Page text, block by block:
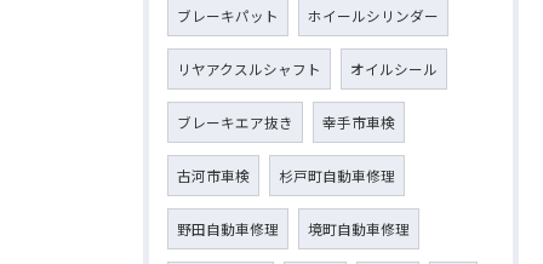
ブレーキパット ホイールシリンダー
リヤアクスルシャフト オイルシール
ブレーキエア抜き 幸手市車検
古河市車検 杉戸町自動車修理
野田自動車修理 境町自動車修理